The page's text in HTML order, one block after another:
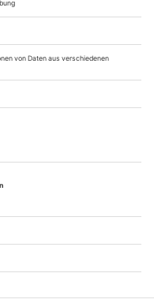
«Kinder der Sonne» am
«Kinder
ist politisch
dezidiert alle Szenen
Aufstand der
im BE-Stil oder
Pathos à la Lösch sind
Newsletter